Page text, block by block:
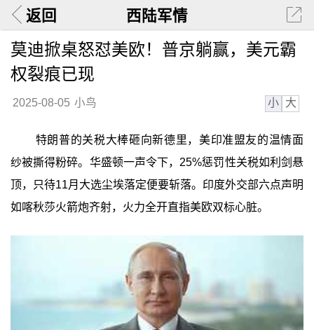
返回 西陆军情
莫迪掀桌怒怼美欧！普京躺赢，美元霸
权裂痕已现
2025-08-05 小鸟 小 大
特朗普的关税大棒砸向新德里，美印准盟友的温情面
纱被撕得粉碎。华盛顿一声令下，25%惩罚性关税如利剑悬
顶，只待11月大选尘埃落定便要斩落。印度外交部六点声明
如喀秋莎火箭炮齐射，火力全开直指美欧双标心脏。